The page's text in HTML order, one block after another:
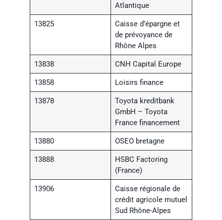
Atlantique
13825
Caisse d’épargne et
de prévoyance de
Rhône Alpes
13838 CNH Capital Europe
13858 Loisirs finance
13878
Toyota kreditbank
GmbH – Toyota
France financement
13880 OSEO bretagne
13888
HSBC Factoring
(France)
13906
Caisse régionale de
crédit agricole mutuel
Sud Rhône-Alpes